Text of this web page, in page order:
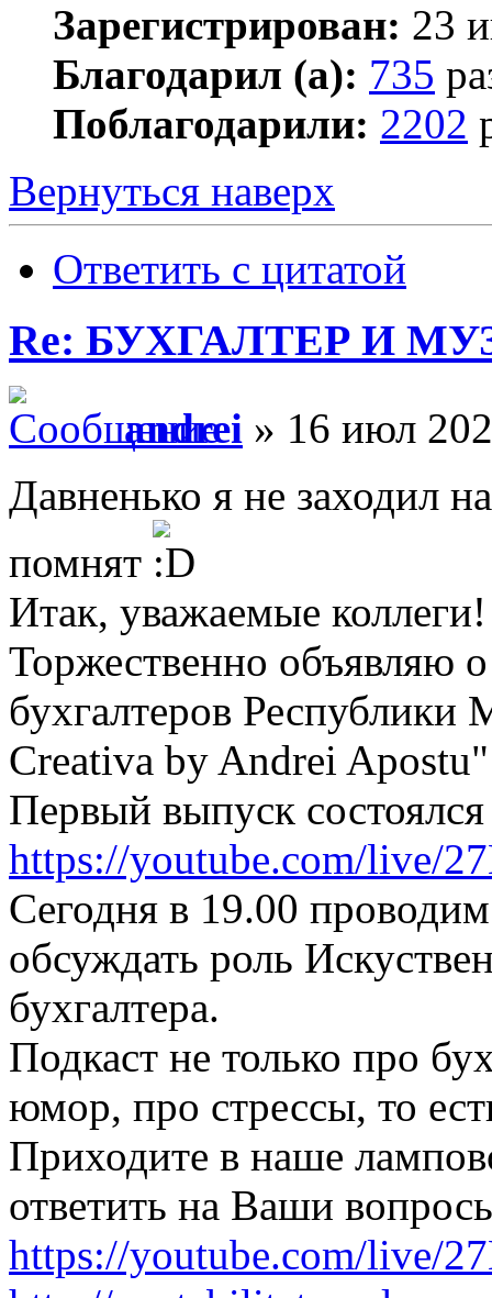
Зарегистрирован: 23
Благодарил (а): 735
Поблагодарили: 2202
Вернуться наверх
Ответить с цитатой
Re: БУХГАЛТЕР И
andrei » 16 июл
Давненько я не заходил
помнят
Итак, уважаемые коллеги!
Торжественно объявляю о
бухгалтеров
Creativa by Andrei Apostu"
Первый выпуск
https://youtube.com/live/
Сегодня в 19.00
обсуждать роль
бухгалтера.
Подкаст не только про
юмор, про стрессы, то
Приходите в наше
ответить на Ваши
https://youtube.com/live/